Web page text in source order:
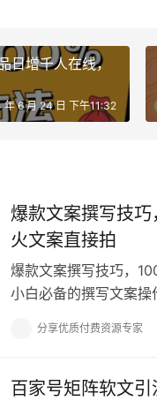
日增千人在线，
年 6 月 24 日 下午11:32
爆款文案撰写技
火文案直接拍
爆款文案撰写技巧，
小白必备的撰写文案
分享优质付费资源专家
百家号矩阵软文